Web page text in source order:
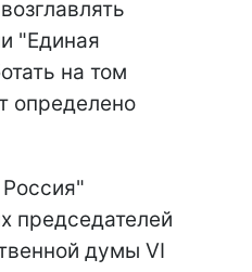
"Единая
на том
определено
председателей
думы VI